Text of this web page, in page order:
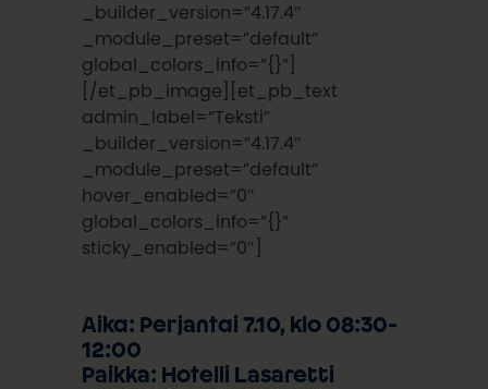
_builder_version=”4.17.4″
_module_preset=”default”
global_colors_info=”{}”]
[/et_pb_image][et_pb_text
admin_label=”Teksti”
_builder_version=”4.17.4″
_module_preset=”default”
hover_enabled=”0″
global_colors_info=”{}”
sticky_enabled=”0″]
Aika: Perjantai 7.10, klo 08:30-
12:00
Paikka: Hotelli Lasaretti